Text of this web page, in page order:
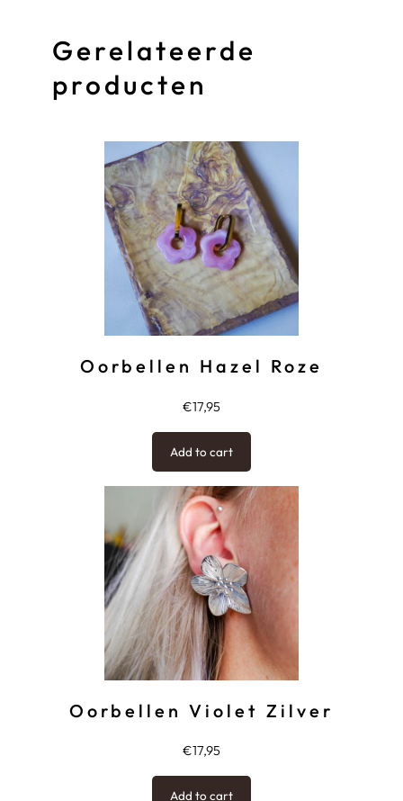
Gerelateerde
producten
Oorbellen Hazel Roze
€17,95
Add to cart
Oorbellen Violet Zilver
€17,95
Add to cart